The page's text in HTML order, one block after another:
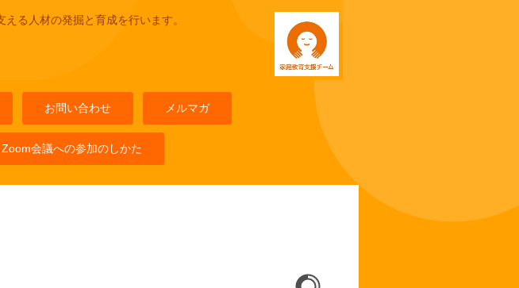
る人材の発掘と育成を行います。
お問い合わせ メルマガ
Zoom会議への参加のしかた